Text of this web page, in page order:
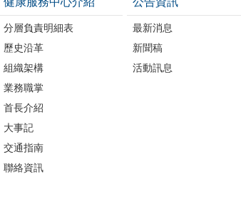
分層負責明細表
歷史沿革
組織架構
業務職掌
首長介紹
大事記
交通指南
聯絡資訊
最新消息
新聞稿
活動訊息